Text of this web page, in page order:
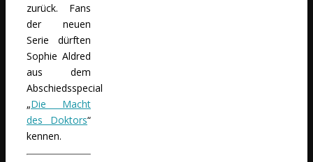
zurück. Fans
der neuen
Serie dürften
Sophie Aldred
aus dem
Abschiedsspecial
„Die Macht
des Doktors“
kennen.